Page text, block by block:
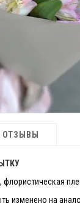
ОТЗЫВЫ
изменено на